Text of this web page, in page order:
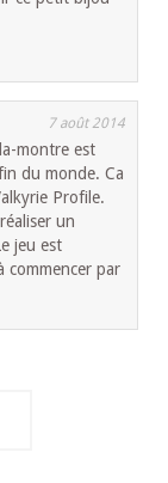
7 août 2014
montre est
du monde. Ca
Profile.
un
jeu est
commencer par